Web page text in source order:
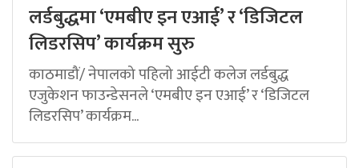
लर्डबुद्धमा ‘एमबीए इन एआई’ र ‘डिजिटल
लिडरसिप’ कार्यक्रम सुरु
काठमाडौं/ नेपालको पहिलो आईटी कलेज लर्डबुद्ध
एजुकेशन फाउन्डेसनले ‘एमबीए इन एआई’ र ‘डिजिटल
लिडरसिप’ कार्यक्रम...